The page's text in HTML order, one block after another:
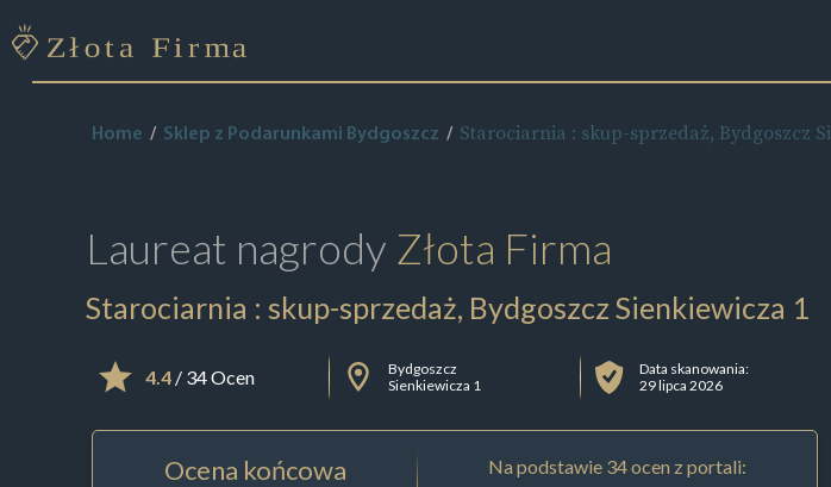
Home Sklep z Podarunkami Bydgoszcz Starociarnia : skup-sprzedaż, Bydgoszcz
Laureat nagrody Złota Firma
Starociarnia : skup-sprzedaż, Bydgoszcz Sienkiewicza 1
4.4/ 34 Ocen
Bydgoszcz
Sienkiewicza 1
Data skanowania:
29 lipca 2026
Ocena końcowa Na podstawie 34 ocen z portali: